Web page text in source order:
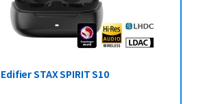
Edifier STAX SPIRIT S10